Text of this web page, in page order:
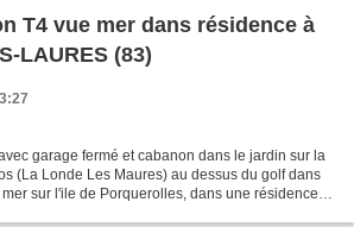
T4 vue mer dans résidence à
LAURES (83)
garage fermé et cabanon dans le jardin sur la
(La Londe Les Maures) au dessus du golf dans
sur l'ile de Porquerolles, dans une résidence